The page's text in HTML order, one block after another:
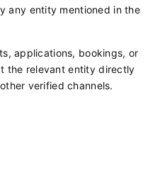
any entity mentioned in the
applications, bookings, or
the relevant entity directly
verified channels.